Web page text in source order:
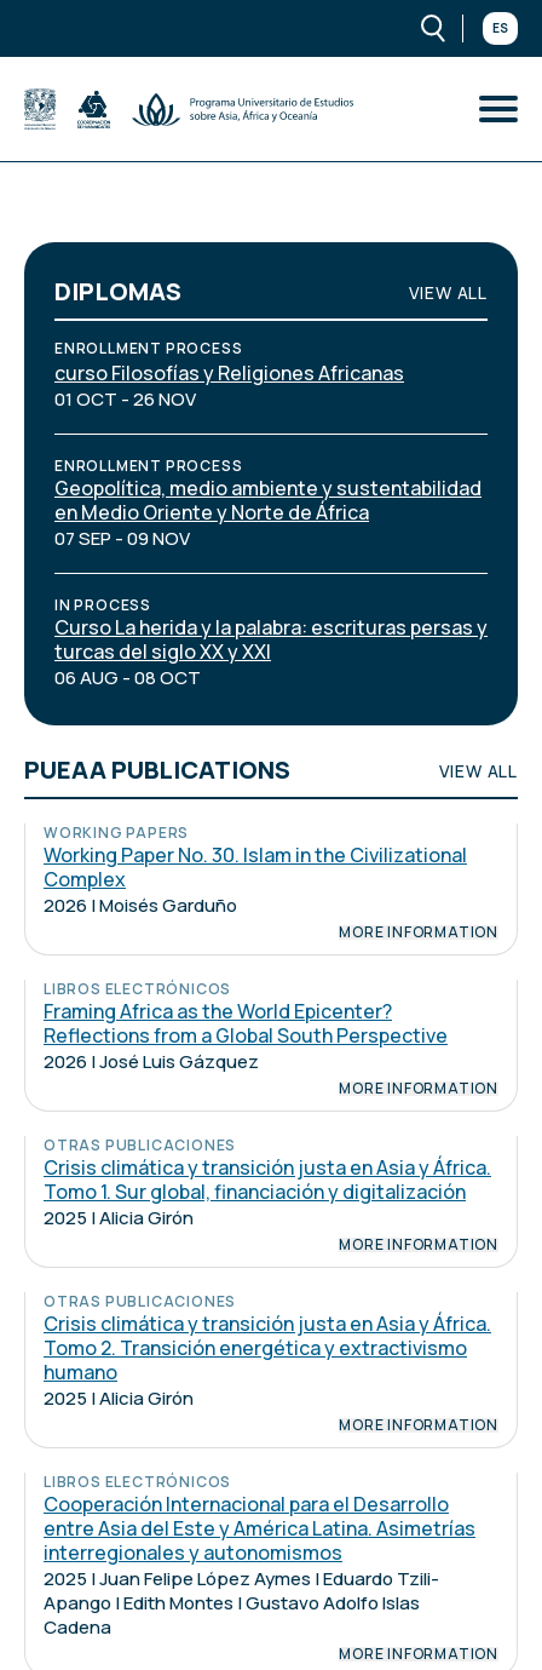
ES
DIPLOMAS VIEW ALL
ENROLLMENT PROCESS
curso Filosofías y Religiones Africanas
01 OCT - 26 NOV
ENROLLMENT PROCESS
Geopolítica, medio ambiente y sustentabilidad
en Medio Oriente y Norte de África
07 SEP - 09 NOV
IN PROCESS
Curso La herida y la palabra: escrituras persas y
turcas del siglo XX y XXI
06 AUG - 08 OCT
PUEAA PUBLICATIONS VIEW ALL
WORKING PAPERS
Working Paper No. 30. Islam in the Civilizational
Complex
2026 | Moisés Garduño
MORE INFORMATION
LIBROS ELECTRÓNICOS
Framing Africa as the World Epicenter?
Reflections from a Global South Perspective
2026 | José Luis Gázquez
MORE INFORMATION
OTRAS PUBLICACIONES
Crisis climática y transición justa en Asia y África.
Tomo 1. Sur global, financiación y digitalización
2025 | Alicia Girón
MORE INFORMATION
OTRAS PUBLICACIONES
Crisis climática y transición justa en Asia y África.
Tomo 2. Transición energética y extractivismo
humano
2025 | Alicia Girón
MORE INFORMATION
LIBROS ELECTRÓNICOS
Cooperación Internacional para el Desarrollo
entre Asia del Este y América Latina. Asimetrías
interregionales y autonomismos
2025 | Juan Felipe López Aymes | Eduardo Tzili-
Apango | Edith Montes | Gustavo Adolfo Islas
Cadena
MORE INFORMATION